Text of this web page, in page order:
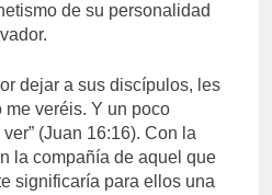
de su personalidad
dejar a sus discípulos, les
me veréis. Y un poco
(Juan 16:16). Con la
la compañía de aquel que
significaría para ellos una